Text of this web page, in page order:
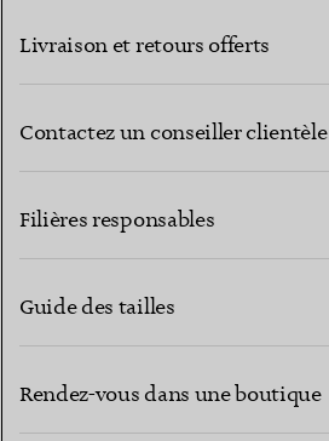
Livraison et retours offerts
Contactez un conseiller clientèle
Filières responsables
Guide des tailles
Rendez-vous dans une boutique